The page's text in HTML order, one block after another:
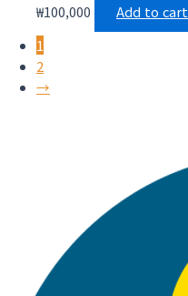
₩100,000
Add to cart
1
2
→